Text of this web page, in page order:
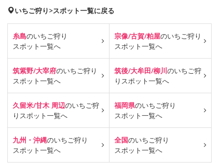
いちご狩り>スポット一覧に戻る
糸島のいちご狩り
スポット一覧へ
宗像/古賀/粕屋のいちご狩り
スポット一覧へ
筑紫野/大宰府のいちご狩り
スポット一覧へ
筑後/大牟田/柳川のいちご狩
り スポット一覧へ
久留米/甘木 周辺のいちご狩
り スポット一覧へ
福岡県のいちご狩り
スポット一覧へ
九州・沖縄のいちご狩り
スポット一覧へ
全国のいちご狩り
スポット一覧へ